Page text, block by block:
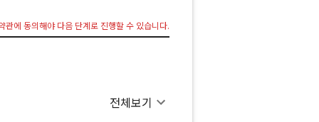
관에 동의해야 다음 단계로 진행할 수 있습니다.
전체보기